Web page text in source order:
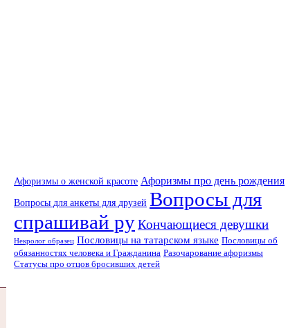
Афоризмы о женской красоте Афоризмы про день рождения
Вопросы для анкеты для друзей Вопросы для
спрашивай руКончающиеся девушки
Некролог образец Пословицы на татарском языке Пословицы об
обязанностях человека и Гражданина Разочарование афоризмы
Статусы про отцов бросивших детей